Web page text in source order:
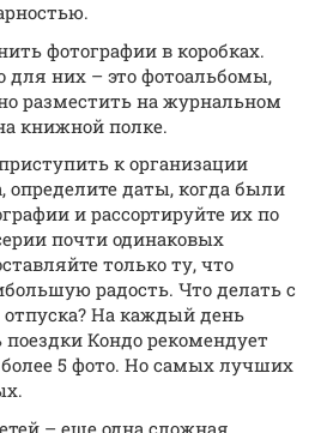
фотографии в коробках.
для них – это фотоальбомы,
разместить на журнальном
книжной полке.
к организации
определите даты, когда были
и рассортируйте их по
почти одинаковых
только ту, что
радость. Что делать с
отпуска? На каждый день
Кондо рекомендует
5 фото. Но самых лучших
– еще одна сложная